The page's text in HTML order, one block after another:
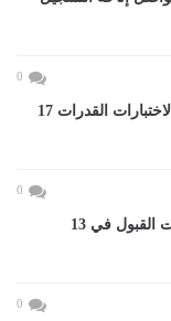
0
تنسيق الجامعات 2026.. إتاحة التسجيل لاختبارات القدرات 17
0
تنسيق الثانوى العام 2027.. اعرف درجات القبول في 13
0